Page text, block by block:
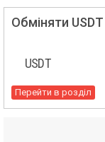
Обміняти USDT
USDT
Перейти в розділ